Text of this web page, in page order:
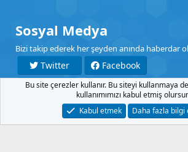
Sosyal Medya
Bizi takip ederek her şeyden anında haberdar
Twitter
Facebook
YouTube
Instagram
Şartlar Gizlilik Yardım Anasayfa
Bu site çerezler kullanır. Bu siteyi kullanmaya
kullanımımızı kabul etmiş
Kabul etmek
Daha fazla bilgi